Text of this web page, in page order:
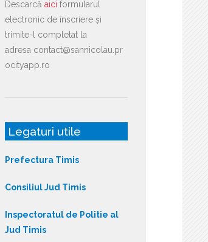
Descarcă aici formularul
electronic de înscriere și
trimite-l completat la
adresa contact@sannicolau.pr
ocityapp.ro
Legaturi utile
Prefectura Timis
Consiliul Jud Timis
Inspectoratul de Politie al
Jud Timis